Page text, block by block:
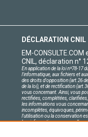
DÉCLARATION CNIL
EM-
CNIL, déclaration n°
En application de la loi nº78-17
l'informatique, aux fichiers et
des droits d'opposition (art.26
de la loi), et de rectification
vous concernant. Ainsi, vous
rectifiées, complétées,
les informations vous
incomplètes, équivoques,
l'utilisation ou la conservation
Les informations personnelles